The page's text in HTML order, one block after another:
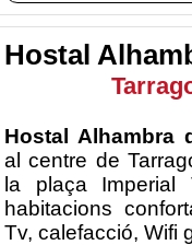
Hostal
Hostal Alhambra
al centre de
la plaça Imperial
habitacions
Tv,